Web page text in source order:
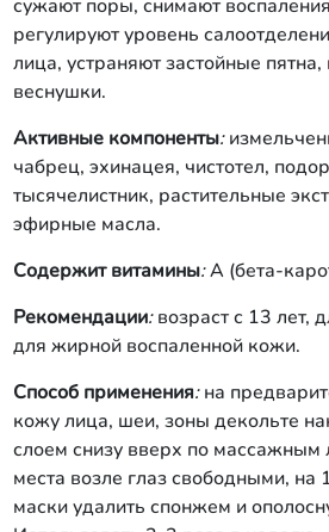
сужают поры, снимают
регулируют уровень
лица, устраняют застойные
веснушки.
Активные компоненты:
чабрец, эхинацея, чистотел,
тысячелистник, растительные
эфирные масла.
Содержит витамины:A (бета-
Рекомендации:возраст с 13 лет,
для жирной воспаленной кожи.
Способ применения:на
кожу лица, шеи, зоны декольте
слоем снизу вверх по массажным
места возле глаз свободными, на
маски удалить спонжем и